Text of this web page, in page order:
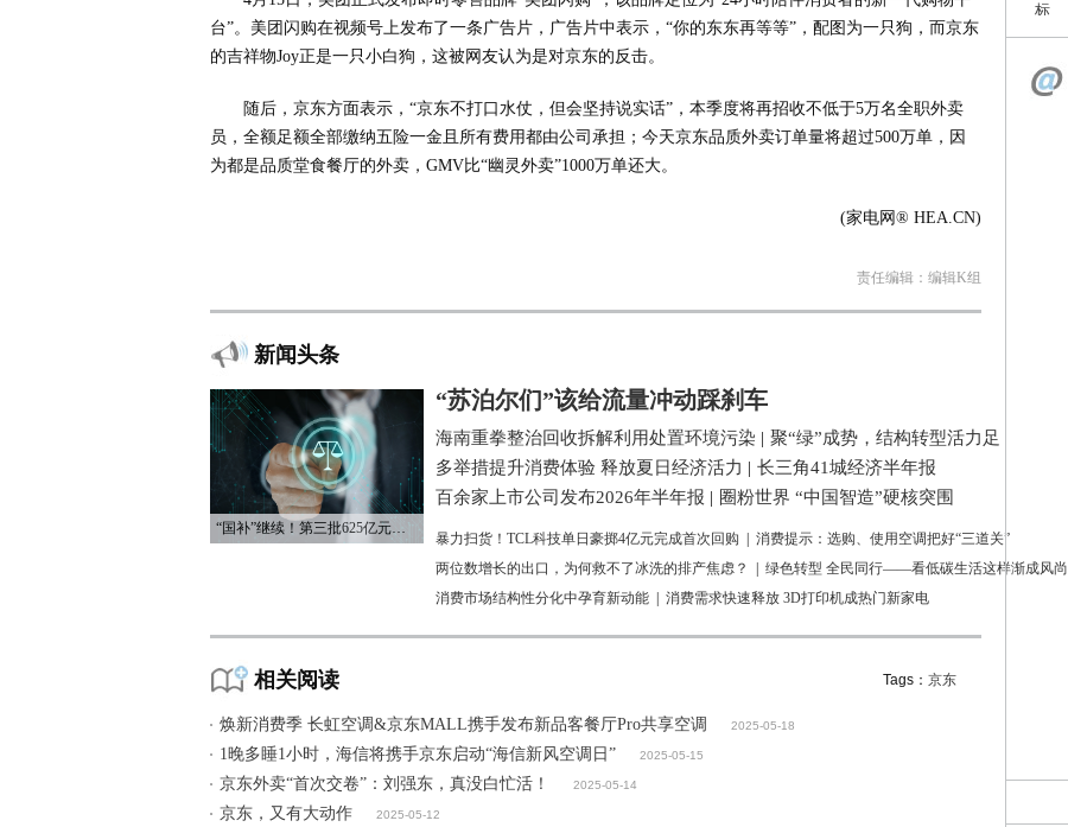
台”。美团闪购在视频号上发布了一条广告片，广告片中表示，“你的东东再等等”，配图为一只狗，而京东
的吉祥物Joy正是一只小白狗，这被网友认为是对京东的反击。
随后，京东方面表示，“京东不打口水仗，但会坚持说实话”，本季度将再招收不低于5万名全职外卖
员，全额足额全部缴纳五险一金且所有费用都由公司承担；今天京东品质外卖订单量将超过500万单，因
为都是品质堂食餐厅的外卖，GMV比“幽灵外卖”1000万单还大。
(家电网® HEA.CN)
责任编辑：编辑K组
新闻头条
“国补”继续！第三批625亿元资金已下达
“苏泊尔们”该给流量冲动踩刹车
海南重拳整治回收拆解利用处置环境污染 | 聚“绿”成势，结构转型活力足
多举措提升消费体验 释放夏日经济活力 | 长三角41城经济半年报
百余家上市公司发布2026年半年报 | 圈粉世界 “中国智造”硬核突围
暴力扫货！TCL科技单日豪掷4亿元完成首次回购
消费提示：选购、使用空调把好“三道关”
两位数增长的出口，为何救不了冰洗的排产焦虑？
绿色转型 全民同行——看低碳生活这样渐成风尚
消费市场结构性分化中孕育新动能
消费需求快速释放 3D打印机成热门新家电
相关阅读 Tags： 京东
焕新消费季 长虹空调&京东MALL携手发布新品客餐厅Pro共享空调 2025-05-18
1晚多睡1小时，海信将携手京东启动“海信新风空调日” 2025-05-15
京东外卖“首次交卷”：刘强东，真没白忙活！ 2025-05-14
京东，又有大动作 2025-05-12
标